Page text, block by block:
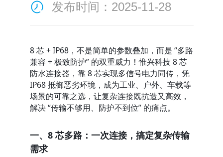
发布时间：2025-11-28
8 芯 + IP68，不是简单的参数叠加，而是 “多路
兼容 + 极致防护” 的双重威力！惟兴科技 8 芯
防水连接器，靠 8 芯实现多信号电力同传，凭
IP68 抵御恶劣环境，成为工业、户外、车载等
场景的可靠之选，让复杂连接既抗造又高效，
解决 “传输不够用、防护不到位” 的痛点。
一、8 芯多路：一次连接，搞定复杂传输
需求